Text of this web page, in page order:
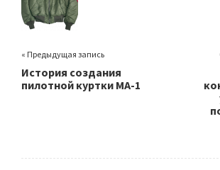
« Предыдущая запись
История создания
пилотной куртки МА-1